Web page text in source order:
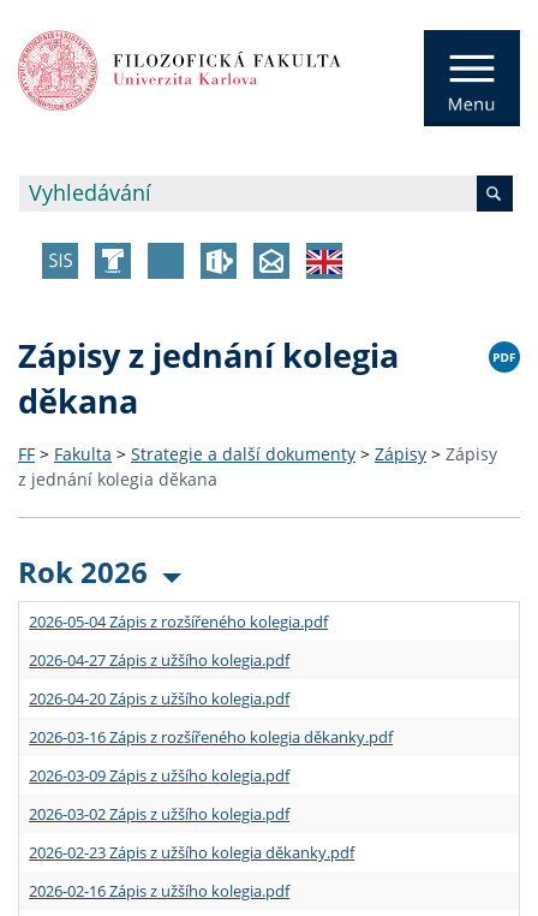
Zápisy z jednání kolegia
děkana
FF > Fakulta > Strategie a další dokumenty > Zápisy > Zápisy
z jednání kolegia děkana
Rok 2026
2026-05-04 Zápis z rozšířeného kolegia.pdf
2026-04-27 Zápis z užšího kolegia.pdf
2026-04-20 Zápis z užšího kolegia.pdf
2026-03-16 Zápis z rozšířeného kolegia děkanky.pdf
2026-03-09 Zápis z užšího kolegia.pdf
2026-03-02 Zápis z užšího kolegia.pdf
2026-02-23 Zápis z užšího kolegia děkanky.pdf
2026-02-16 Zápis z užšího kolegia.pdf